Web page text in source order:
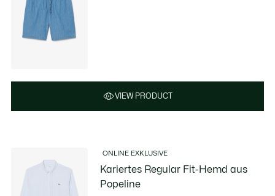
VIEW PRODUCT
ONLINE EXKLUSIVE
Kariertes Regular Fit-Hemd aus
Popeline